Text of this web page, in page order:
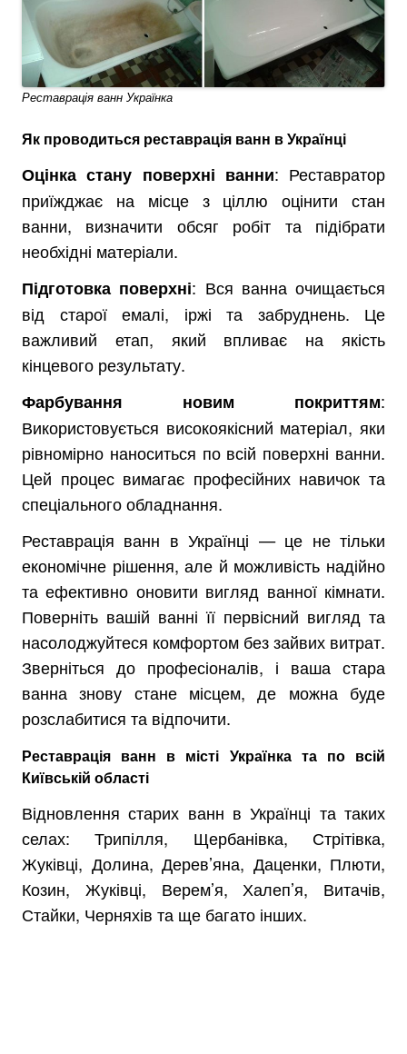
Реставрація ванн Українка
Як проводиться реставрація ванн в Українці
Оцінка стану поверхні ванни: Реставратор
приїжджає на місце з ціллю оцінити стан
ванни, визначити обсяг робіт та підібрати
необхідні матеріали.
Підготовка поверхні: Вся ванна очищається
від старої емалі, іржі та забруднень. Це
важливий етап, який впливає на якість
кінцевого результату.
Фарбування новим покриттям:
Використовується високоякісний матеріал, яки
рівномірно наноситься по всій поверхні ванни.
Цей процес вимагає професійних навичок та
спеціального обладнання.
Реставрація ванн в Українці — це не тільки
економічне рішення, але й можливість надійно
та ефективно оновити вигляд ванної кімнати.
Поверніть вашій ванні її первісний вигляд та
насолоджуйтеся комфортом без зайвих витрат.
Зверніться до професіоналів, і ваша стара
ванна знову стане місцем, де можна буде
розслабитися та відпочити.
Реставрація ванн в місті Українка та по всій
Київській області
Відновлення старих ванн в Українці та таких
селах: Трипілля, Щербанівка, Стрітівка,
Жуківці, Долина, Дерев’яна, Даценки, Плюти,
Козин, Жуківці, Верем’я, Халеп’я, Витачів,
Стайки, Черняхів та ще багато інших.